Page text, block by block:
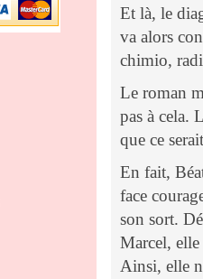
Et là, le
va alors
chimio,
Le roman
pas à cela.
que ce
En fait,
face
son sort.
Marcel,
Ainsi, elle